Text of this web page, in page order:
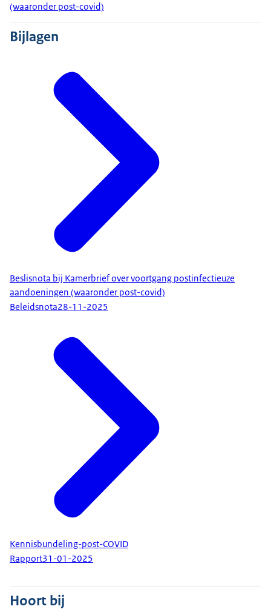
(waaronder post-covid)
Bijlagen
Beslisnota bij Kamerbrief over voortgang postinfectieuze
aandoeningen (waaronder post-covid)
Beleidsnota28-11-2025
Kennisbundeling-post-COVID
Rapport31-01-2025
Hoort bij